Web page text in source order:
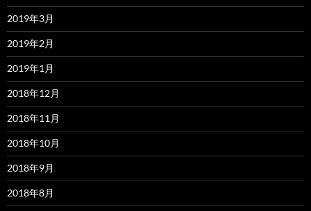
2019年3月
2019年2月
2019年1月
2018年12月
2018年11月
2018年10月
2018年9月
2018年8月